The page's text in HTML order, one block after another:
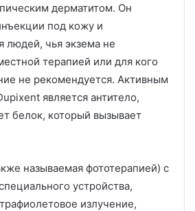
дерматитом. Он
под кожу и
людей, чья экзема не
терапией или для кого
не рекомендуется. Активным
является антитело,
белок, который вызывает
называемая фототерапией) с
устройства,
излучение,